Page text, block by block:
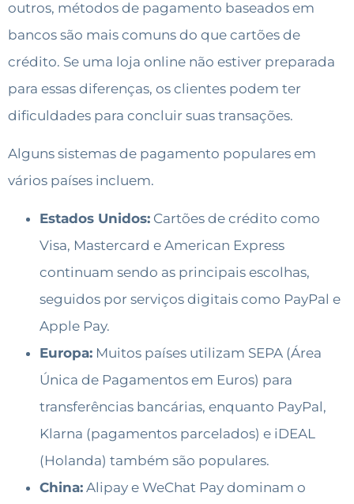
outros, métodos de pagamento baseados em
bancos são mais comuns do que cartões de
crédito. Se uma loja online não estiver preparada
para essas diferenças, os clientes podem ter
dificuldades para concluir suas transações.
Alguns sistemas de pagamento populares em
vários países incluem.
Estados Unidos: Cartões de crédito como
Visa, Mastercard e American Express
continuam sendo as principais escolhas,
seguidos por serviços digitais como PayPal e
Apple Pay.
Europa: Muitos países utilizam SEPA (Área
Única de Pagamentos em Euros) para
transferências bancárias, enquanto PayPal,
Klarna (pagamentos parcelados) e iDEAL
(Holanda) também são populares.
China: Alipay e WeChat Pay dominam o